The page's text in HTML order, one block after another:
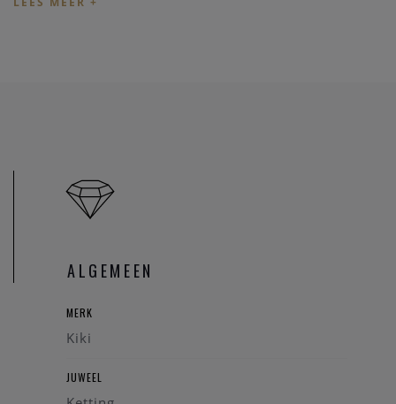
Hanger Hartvormig, roze met zirconium
ALGEMEEN
MERK
Kiki
JUWEEL